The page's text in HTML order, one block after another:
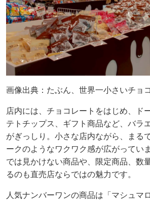
画像出典：たぶん、世界一小さいチョ
店内には、チョコレートをはじめ、ド
テトチップス、ギフト商品など、バラ
がぎっしり。小さな店内ながら、まる
ークのようなワクワク感が広がってい
では見かけない商品や、限定商品、数
るのも直売店ならではの魅力です。
人気ナンバーワンの商品は「マシュマ